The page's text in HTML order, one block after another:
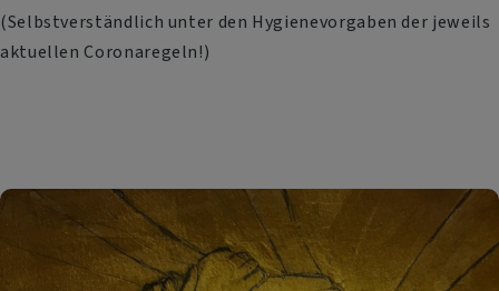
(Selbstverständlich unter den Hygienevorgaben der jeweils
aktuellen Coronaregeln!)